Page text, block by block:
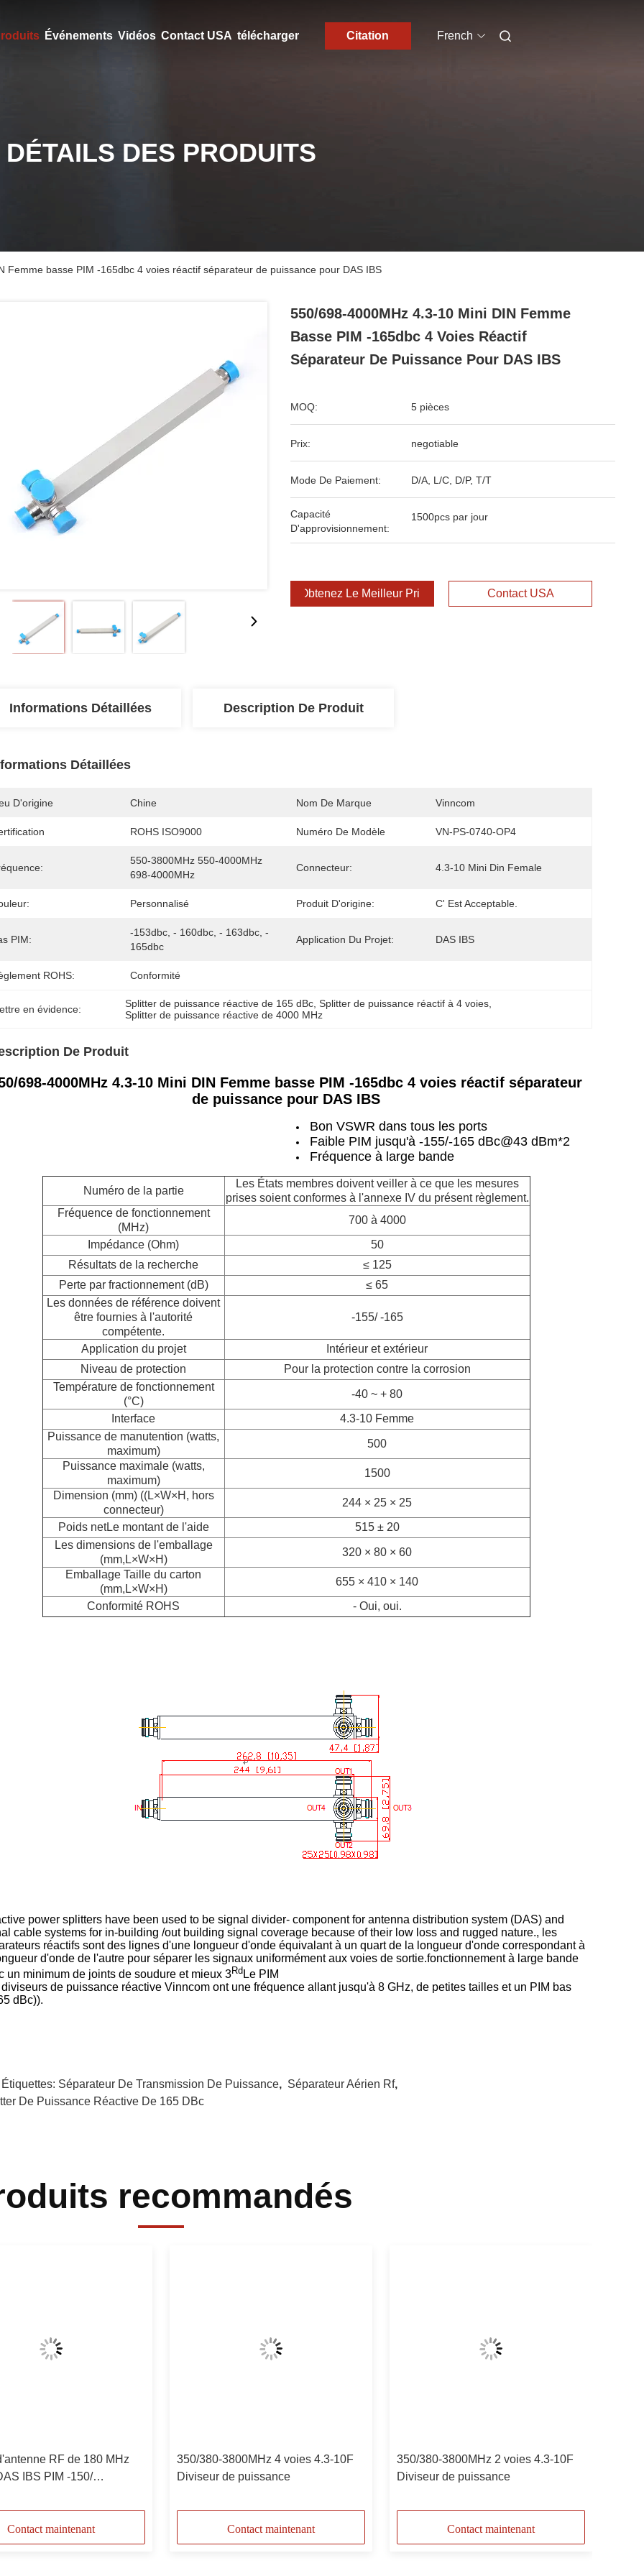
Événements Vidéos Contact USA télécharger Citation French
DÉTAILS DES PRODUITS
Femme basse PIM -165dbc 4 voies réactif séparateur de puissance pour DAS IBS
550/698-4000MHz 4.3-10 Mini DIN Femme
Basse PIM -165dbc 4 Voies Réactif
Séparateur De Puissance Pour DAS IBS
MOQ: 5 pièces
Prix: negotiable
Mode De Paiement: D/A, L/C, D/P, T/T
Capacité
D'approvisionnement:
1500pcs par jour
Obtenez Le Meilleur Prix Contact USA
Informations Détaillées Description De Produit
Détaillées
D'origine Chine Nom De Marque Vinncom
ROHS ISO9000 Numéro De Modèle VN-PS-0740-OP4
550-3800MHz 550-4000MHz
698-4000MHz
Connecteur: 4.3-10 Mini Din Female
Personnalisé Produit D'origine: C' Est Acceptable.
PIM:
-153dbc, - 160dbc, - 163dbc, -
165dbc
Application Du Projet: DAS IBS
ROHS: Conformité
en évidence: Splitter de puissance réactive de 165 dBc , Splitter de puissance réactif à 4 voies
Splitter de puissance réactive de 4000 MHz
De Produit
698-4000MHz 4.3-10 Mini DIN Femme basse PIM -165dbc 4 voies réactif séparateur
de puissance pour DAS IBS
Bon VSWR dans tous les ports
Faible PIM jusqu'à -155/-165 dBc@43 dBm*2
Fréquence à large bande
Numéro de la partie
Les États membres doivent veiller à ce que les mesures
prises soient conformes à l'annexe IV du présent règlement.
Fréquence de fonctionnement
(MHz)
700 à 4000
Impédance (Ohm)
50
Résultats de la recherche
≤ 125
Perte par fractionnement (dB)
≤ 65
Les données de référence doivent
être fournies à l'autorité
compétente.
-155/ -165
Application du projet
Intérieur et extérieur
Niveau de protection
Pour la protection contre la corrosion
Température de fonctionnement
(°C)
-40 ~ + 80
Interface
4.3-10 Femme
Puissance de manutention (watts,
maximum)
500
Puissance maximale (watts,
maximum)
1500
Dimension (mm) ((L×W×H, hors
connecteur)
244 × 25 × 25
Poids netLe montant de l'aide
515 ± 20
Les dimensions de l'emballage
(mm,L×W×H)
320 × 80 × 60
Emballage Taille du carton
(mm,L×W×H)
655 × 410 × 140
Conformité ROHS
- Oui, oui.
power splitters have been used to be signal divider- component for antenna distribution system (DAS) and
cable systems for in-building /out building signal coverage because of their low loss and rugged nature., les
réactifs sont des lignes d'une longueur d'onde équivalant à un quart de la longueur d'onde correspondant à
d'onde de l'autre pour séparer les signaux uniformément aux voies de sortie.fonctionnement à large bande
un minimum de joints de soudure et mieux 3Rd Le PIM
de puissance réactive Vinncom ont une fréquence allant jusqu'à 8 GHz, de petites tailles et un PIM bas
dBc)).
Séparateur De Transmission De Puissance, Séparateur Aérien Rf,
De Puissance Réactive De 165 DBc
recommandés
RF de 180 MHz
IBS PIM -150/
Contact maintenant
350/380-3800MHz 4 voies 4.3-10F
Diviseur de puissance
Contact maintenant
350/380-3800MHz 2 voies 4.3-10F
Diviseur de puissance
Contact maintenant